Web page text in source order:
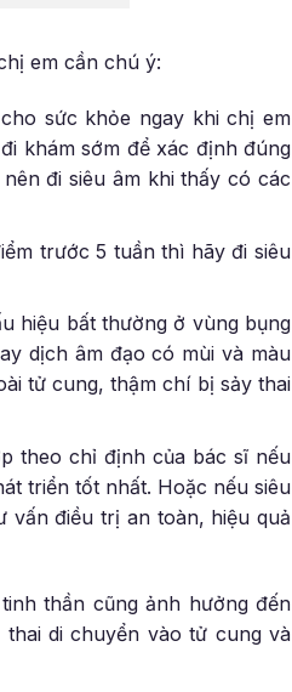
em cần chú ý:
sức khỏe ngay khi chị em
khám sớm để xác định đúng
đi siêu âm khi thấy có các
trước 5 tuần thì hãy đi siêu
hiệu bất thường ở vùng bụng
dịch âm đạo có mùi và màu
tử cung, thậm chí bị sảy thai
theo chỉ định của bác sĩ nếu
triển tốt nhất. Hoặc nếu siêu
vấn điều trị an toàn, hiệu quả
thần cũng ảnh hưởng đến
di chuyển vào tử cung và